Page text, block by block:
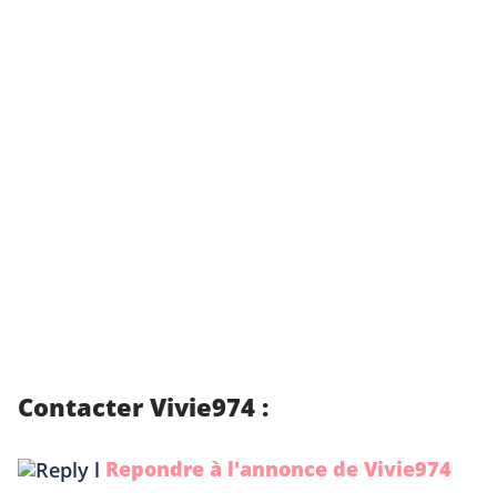
Contacter Vivie974 :
Repondre à l'annonce de Vivie974